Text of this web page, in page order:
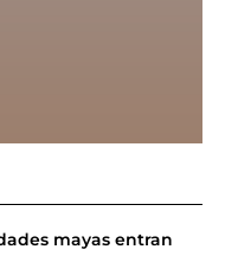
mayas entran